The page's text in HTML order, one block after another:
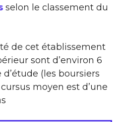
selon le classement du
de cet établissement
sont d’environ 6
(les boursiers
moyen est d’une